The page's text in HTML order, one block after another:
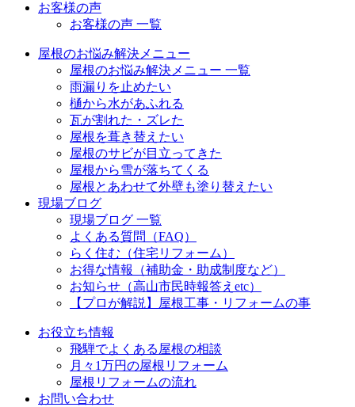
お客様の声
お客様の声 一覧
屋根のお悩み解決メニュー
屋根のお悩み解決メニュー 一覧
雨漏りを止めたい
樋から水があふれる
瓦が割れた・ズレた
屋根を葺き替えたい
屋根のサビが目立ってきた
屋根から雪が落ちてくる
屋根とあわせて外壁も塗り替えたい
現場ブログ
現場ブログ 一覧
よくある質問（FAQ）
らく住む（住宅リフォーム）
お得な情報（補助金・助成制度など）
お知らせ（高山市民時報答えetc）
【プロが解説】屋根工事・リフォームの事
お役立ち情報
飛騨でよくある屋根の相談
月々1万円の屋根リフォーム
屋根リフォームの流れ
お問い合わせ